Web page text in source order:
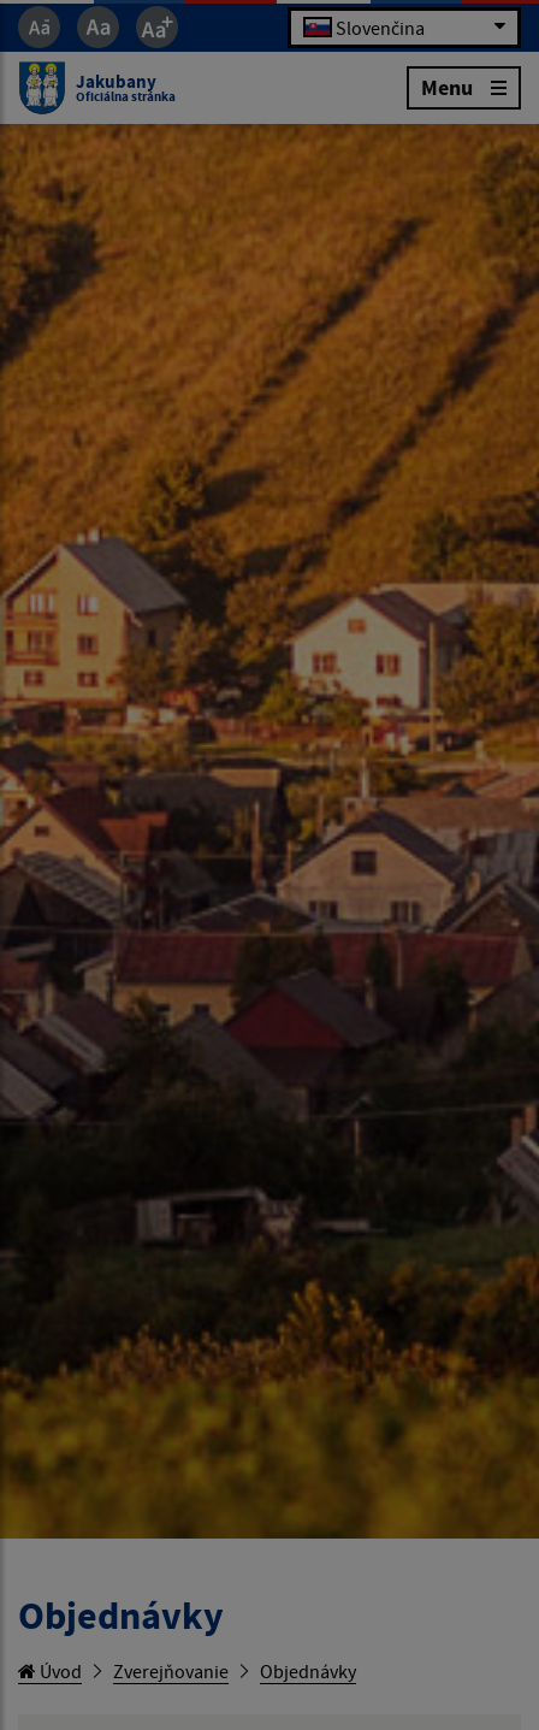
Slovenčina
Jakubany
Oficiálna stránka Menu
Objednávky
Úvod Zverejňovanie Objednávky